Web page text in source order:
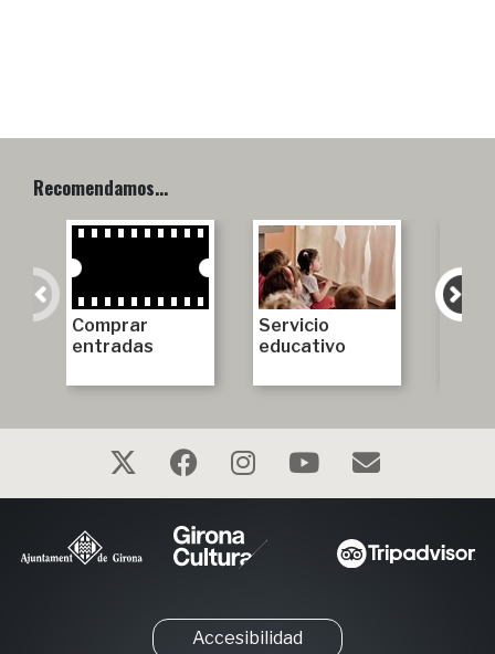
Recomendamos…
Comprar
entradas
Servicio
educativo
Accesibilidad